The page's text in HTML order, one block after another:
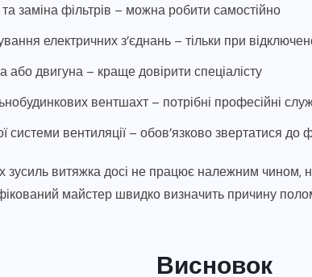
заміна фільтрів – можна робити самостійно
електричних з’єднань – тільки при
або двигуна – краще довірити спеціалісту
вентшахт – потрібні професійні
системи вентиляції – обов’язково звертатися до
зусиль витяжка досі не працює належним чином,
майстер швидко визначить причину
Висновок